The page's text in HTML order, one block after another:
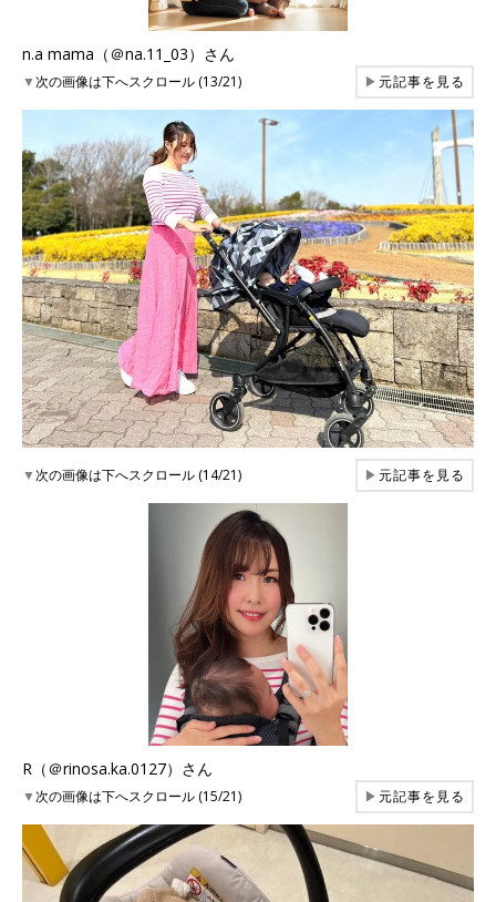
n.a mama（＠na.11_03）さん
▼次の画像は下へスクロール (13/21) ▶元記事を見る
▼次の画像は下へスクロール (14/21) ▶元記事を見る
R（＠rinosa.ka.0127）さん
▼次の画像は下へスクロール (15/21) ▶元記事を見る